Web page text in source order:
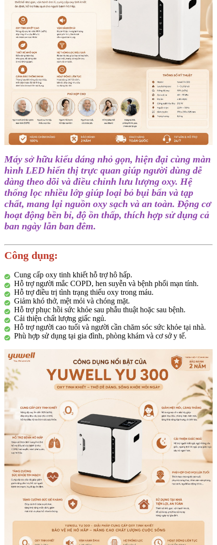
Máy sở hữu kiểu dáng nhỏ gọn, hiện đại cùng màn
hình LED hiển thị trực quan giúp người dùng dễ
dàng theo dõi và điều chỉnh lưu lượng oxy. Hệ
thống lọc nhiều lớp giúp loại bỏ bụi bẩn và tạp
chất, mang lại nguồn oxy sạch và an toàn. Động cơ
hoạt động bền bỉ, độ ồn thấp, thích hợp sử dụng cả
ban ngày lẫn ban đêm.
Công dụng:
Cung cấp oxy tinh khiết hỗ trợ hô hấp.
Hỗ trợ người mắc COPD, hen suyễn và bệnh phổi mạn tính.
Hỗ trợ điều trị tình trạng thiếu oxy trong máu.
Giảm khó thở, mệt mỏi và chóng mặt.
Hỗ trợ phục hồi sức khỏe sau phẫu thuật hoặc sau bệnh.
Cải thiện chất lượng giấc ngủ.
Hỗ trợ người cao tuổi và người cần chăm sóc sức khỏe tại nhà.
Phù hợp sử dụng tại gia đình, phòng khám và cơ sở y tế.